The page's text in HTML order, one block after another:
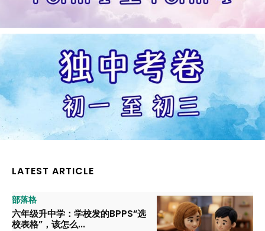
LATEST ARTICLE
部落格
六年级升中学：学校发的BPPS“选
校表格”，该怎么...